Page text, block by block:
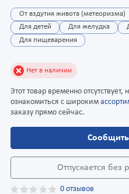
От вздутия живота (метеоризма)
Для детей
Для желудка
Для пищеварения
Нет в наличии
Этот товар временно
ознакомиться с широким
заказу прямо сейчас.
Отпускается без
0 отзывов